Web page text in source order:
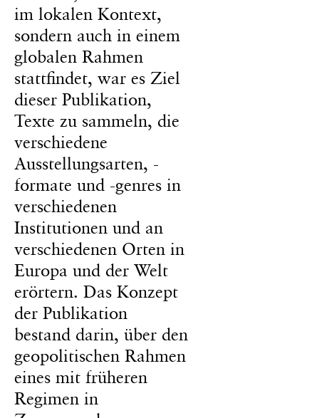
im lokalen Kontext,
sondern auch in einem
globalen Rahmen
stattfindet, war es Ziel
dieser Publikation,
Texte zu sammeln, die
verschiedene
Ausstellungsarten, -
formate und -genres in
verschiedenen
Institutionen und an
verschiedenen Orten in
Europa und der Welt
erörtern. Das Konzept
der Publikation
bestand darin, über den
geopolitischen Rahmen
eines mit früheren
Regimen in